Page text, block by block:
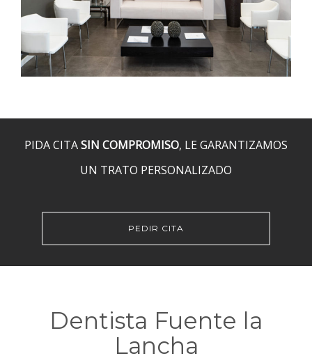
PIDA CITASIN COMPROMISO, LE GARANTIZAMOS
UN TRATO PERSONALIZADO
PEDIR CITA
Dentista Fuente la
Lancha